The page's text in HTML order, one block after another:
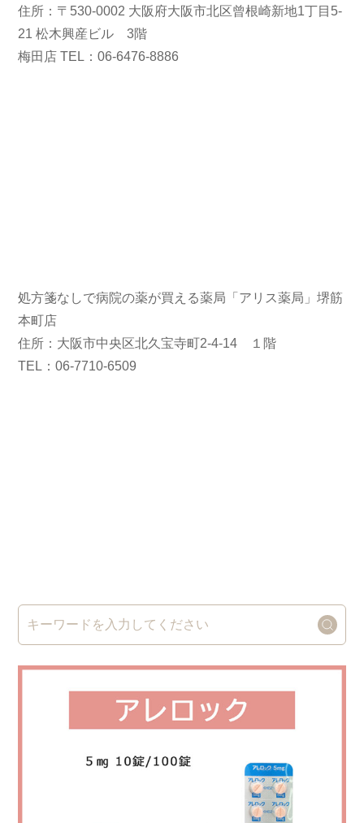
住所：〒530-0002 大阪府大阪市北区曾根崎新地1丁目5-
21 松木興産ビル 3階
梅田店 TEL：06-6476-8886
処方箋なしで病院の薬が買える薬局「アリス薬局」堺筋
本町店
住所：大阪市中央区北久宝寺町2-4-14 １階
TEL：06-7710-6509